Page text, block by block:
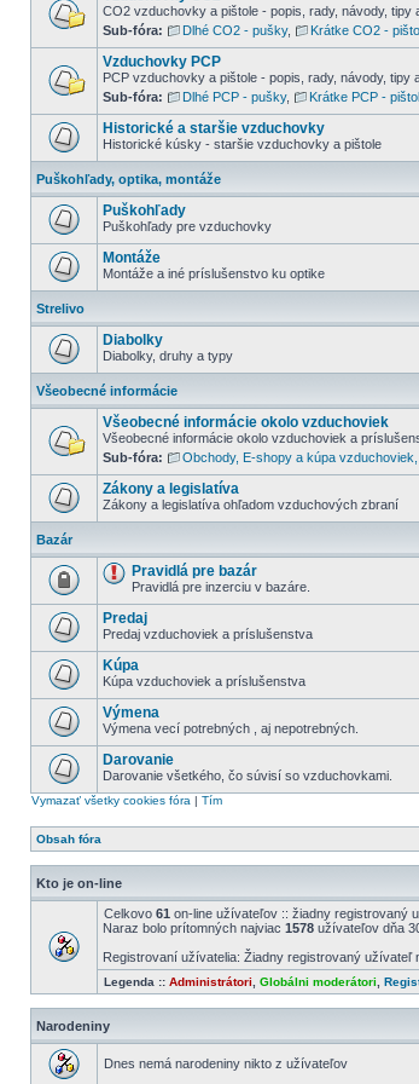
CO2 vzduchovky a pištole - popis, rady, návody, tipy
Sub-fóra:
Dlhé CO2 - pušky, Krátke CO2 -
Vzduchovky PCP
PCP vzduchovky a pištole - popis, rady, návody, tipy
Sub-fóra:
Dlhé PCP - pušky, Krátke PCP -
Historické a staršie vzduchovky
Historické kúsky - staršie vzduchovky a pištole
Puškohľady, optika, montáže
Puškohľady
Puškohľady pre vzduchovky
Montáže
Montáže a iné príslušenstvo ku optike
Strelivo
Diabolky
Diabolky, druhy a typy
Všeobecné informácie
Všeobecné informácie okolo vzduchoviek
Všeobecné informácie okolo vzduchoviek a
Sub-fóra:
Obchody, E-shopy a kúpa
Zákony a legislatíva
Zákony a legislatíva ohľadom vzduchových zbraní
Bazár
Pravidlá pre bazár
Pravidlá pre inzerciu v bazáre.
Predaj
Predaj vzduchoviek a príslušenstva
Kúpa
Kúpa vzduchoviek a príslušenstva
Výmena
Výmena vecí potrebných , aj nepotrebných.
Darovanie
Darovanie všetkého, čo súvisí so vzduchovkami.
Vymazať všetky cookies fóra | Tím
Obsah fóra
Kto je on-line
Celkovo 61 on-line užívateľov :: žiadny registrovaný
Naraz bolo prítomných najviac 1578 užívateľov dňa
Registrovaní užívatelia: Žiadny registrovaný užívateľ
Legenda :: Administrátori Globálni moderátori
Narodeniny
Dnes nemá narodeniny nikto z užívateľov